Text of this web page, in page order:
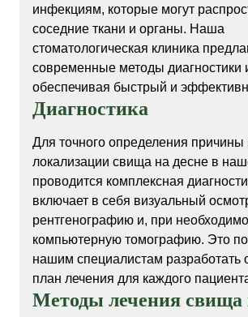
инфекциям, которые могут
соседние ткани и органы. Наша
стоматологическая клиника
современные методы диагностики
обеспечивая быстрый и
Диагностика
Для точного определения причины
локализации свища на десне в
проводится комплексная
включает в себя визуальный
рентгенографию и, при
компьютерную томографию. Это
нашим специалистам разработать
план лечения для каждого
Методы лечения свища